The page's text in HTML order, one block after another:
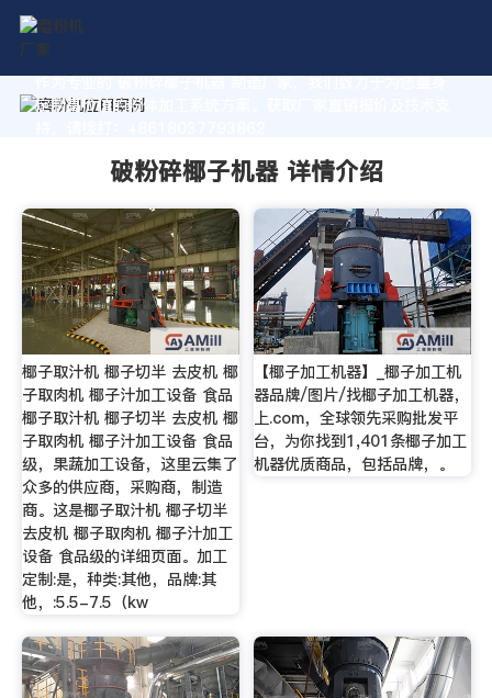
作为专业的 破粉碎椰子机器 制造厂家，我们致力于为您量身
定制高价值的粉体加工系统方案。获取厂家直销报价及技术支
破粉碎椰子机器 详情介绍
椰子取汁机 椰子切半 去皮机 椰
子取肉机 椰子汁加工设备 食品
椰子取汁机 椰子切半 去皮机 椰
子取肉机 椰子汁加工设备 食品
级，果蔬加工设备，这里云集了
众多的供应商，采购商，制造
商。这是椰子取汁机 椰子切半
去皮机 椰子取肉机 椰子汁加工
设备 食品级的详细页面。加工
定制:是，种类:其他，品牌:其
他，:5.5-7.5（kw
【椰子加工机器】_椰子加工机
器品牌/图片/找椰子加工机器，
上.com，全球领先采购批发平
台，为你找到1,401条椰子加工
机器优质商品，包括品牌，。